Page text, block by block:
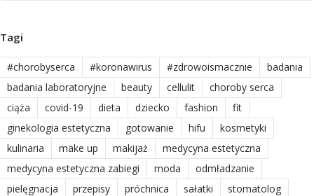
Tagi
#chorobyserca #koronawirus #zdrowoismacznie
badania
badania laboratoryjne
beauty cellulit
choroby serca
ciąża
covid-19 dieta dziecko fashion
fit
ginekologia estetyczna
gotowanie hifu
kosmetyki
kulinaria
make up makijaż
medycyna estetyczna
medycyna estetyczna zabiegi
moda
odmładzanie
pielęgnacja
przepisy próchnica sałatki
stomatolog